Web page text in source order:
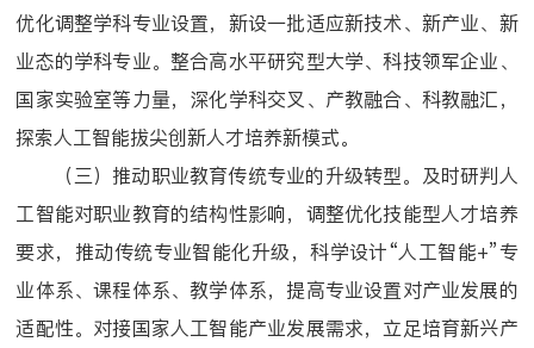
优化调整学科专业设置，新设一批适应新技术、新产业、新
业态的学科专业。整合高水平研究型大学、科技领军企业、
国家实验室等力量，深化学科交叉、产教融合、科教融汇，
探索人工智能拔尖创新人才培养新模式。
（三）推动职业教育传统专业的升级转型。及时研判人
工智能对职业教育的结构性影响，调整优化技能型人才培养
要求，推动传统专业智能化升级，科学设计“人工智能+”专
业体系、课程体系、教学体系，提高专业设置对产业发展的
适配性。对接国家人工智能产业发展需求，立足培育新兴产